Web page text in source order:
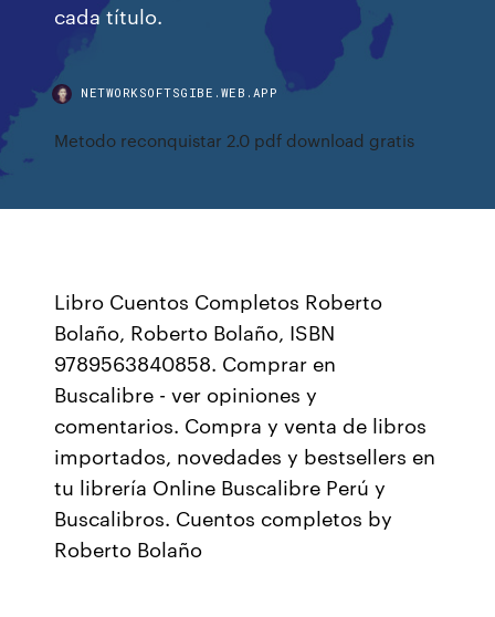
cada título.
NETWORKSOFTSGIBE.WEB.APP
Metodo reconquistar 2.0 pdf download gratis
Libro Cuentos Completos Roberto
Bolaño, Roberto Bolaño, ISBN
9789563840858. Comprar en
Buscalibre - ver opiniones y
comentarios. Compra y venta de libros
importados, novedades y bestsellers en
tu librería Online Buscalibre Perú y
Buscalibros. Cuentos completos by
Roberto Bolaño